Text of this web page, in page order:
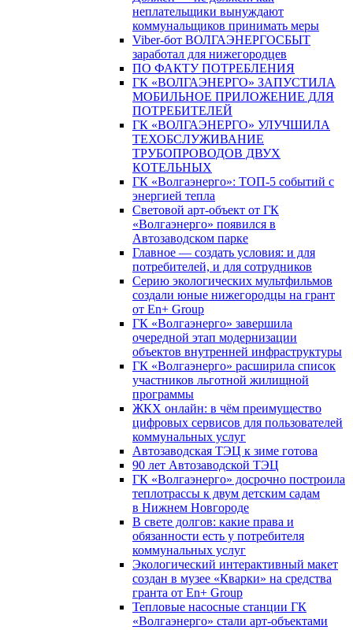
неплательщики вынуждают
коммунальщиков принимать меры
Viber-бот ВОЛГАЭНЕРГОСБЫТ
заработал для нижегородцев
ПО ФАКТУ ПОТРЕБЛЕНИЯ
ГК «ВОЛГАЭНЕРГО» ЗАПУСТИЛА
МОБИЛЬНОЕ ПРИЛОЖЕНИЕ ДЛЯ
ПОТРЕБИТЕЛЕЙ
ГК «ВОЛГАЭНЕРГО» УЛУЧШИЛА
ТЕХОБСЛУЖИВАНИЕ
ТРУБОПРОВОДОВ ДВУХ
КОТЕЛЬНЫХ
ГК «Волгаэнерго»: ТОП-5 событий с
энергией тепла
Световой арт-объект от ГК
«Волгаэнерго» появился в
Автозаводском парке
Главное — создать условия: и для
потребителей, и для сотрудников
Серию экологических мультфильмов
создали юные нижегородцы на грант
от En+ Group
ГК «Волгаэнерго» завершила
очередной этап модернизации
объектов внутренней инфраструктуры
ГК «Волгаэнерго» расширила список
участников льготной жилищной
программы
ЖКХ онлайн: в чём преимущество
цифровых сервисов для пользователей
коммунальных услуг
Автозаводская ТЭЦ к зиме готова
90 лет Автозаводской ТЭЦ
ГК «Волгаэнерго» досрочно построила
теплотрассы к двум детским садам
в Нижнем Новгороде
В свете долгов: какие права и
обязанности есть у потребителя
коммунальных услуг
Экологический интерактивный макет
создан в музее «Кварки» на средства
гранта от En+ Group
Тепловые насосные станции ГК
«Волгаэнерго» стали арт-объектами